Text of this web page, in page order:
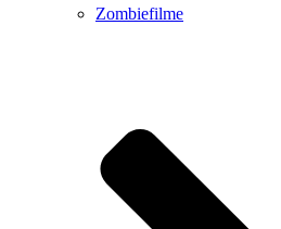
Zombiefilme